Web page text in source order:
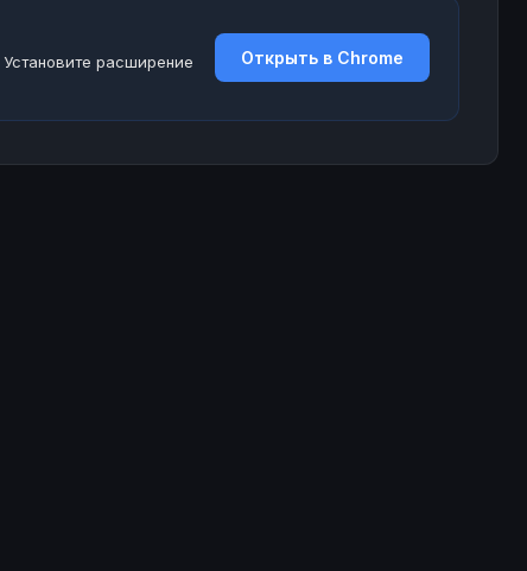
расширение
Открыть в Chrome